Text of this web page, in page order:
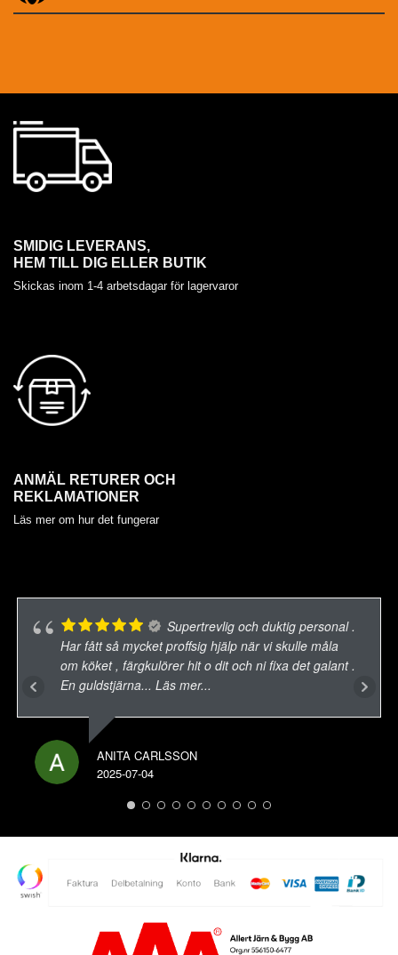
SMIDIG LEVERANS,
HEM TILL DIG ELLER BUTIK
Skickas inom 1-4 arbetsdagar för lagervaror
ANMÄL RETURER OCH
REKLAMATIONER
Läs mer om hur det fungerar
Supertrevlig och duktig personal .
Har fått så mycket proffsig hjälp när vi skulle måla
om köket , färgkulörer hit o dit och ni fixa det galant .
En guldstjärna... Läs mer...
ANITA CARLSSON
2025-07-04